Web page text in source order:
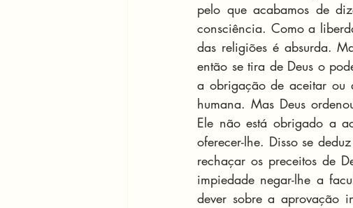
pelo que acabamos de
consciência. Como a
das religiões é absurda.
então se tira de Deus o
a obrigação de aceitar ou
humana. Mas Deus
Ele não está obrigado a
oferecer-lhe. Disso se
rechaçar os preceitos de
impiedade negar-lhe a
dever sobre a aprovação